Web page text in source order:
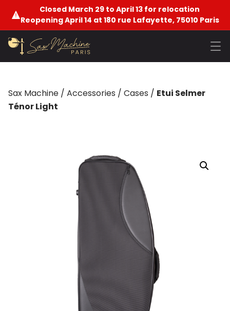
Closed March 29 to April 13 for relocation
Reopening April 14 at 180 rue Lafayette, 75010 Paris
Sax Machine / Accessories / Cases / Etui Selmer
Ténor Light